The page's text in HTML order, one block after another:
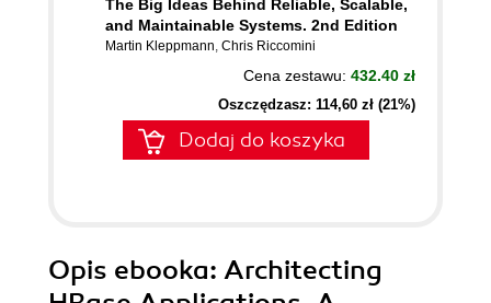
The Big Ideas Behind Reliable, Scalable,
and Maintainable Systems. 2nd Edition
Martin Kleppmann, Chris Riccomini
Cena zestawu: 432.40 zł
Oszczędzasz: 114,60 zł (21%)
Dodaj do koszyka
Opis ebooka: Architecting